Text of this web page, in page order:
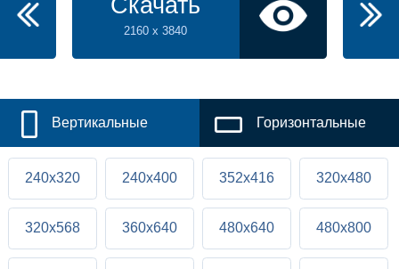
2160 x 3840
Вертикальные Горизонтальные
240x320 240x400 352x416 320x480
320x568 360x640 480x640 480x800